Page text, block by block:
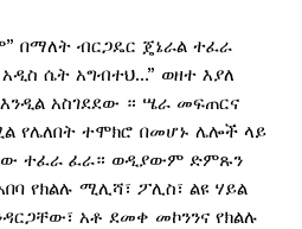
በማለት ብርጋዴር ጄኔራል ተፈራ
ሴት አግብተህ…” ወዘተ እያለ
አስገደደው ። ሤራ መፍጠርና
የሌለበት ተሞክሮ በመሆኑ ሌሎች ላይ
ተፈራ ፈራ። ወዲያውም ድምጹን
የክልሉ ሚሊሻ፣ ፖሊስ፣ ልዩ ሃይል
አቶ ደመቀ መኮንንና የክልሉ